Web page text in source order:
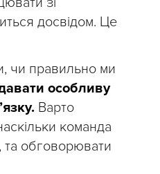
досвідом. Це
чи правильно ми
особливу
Варто
команда
та обговорювати